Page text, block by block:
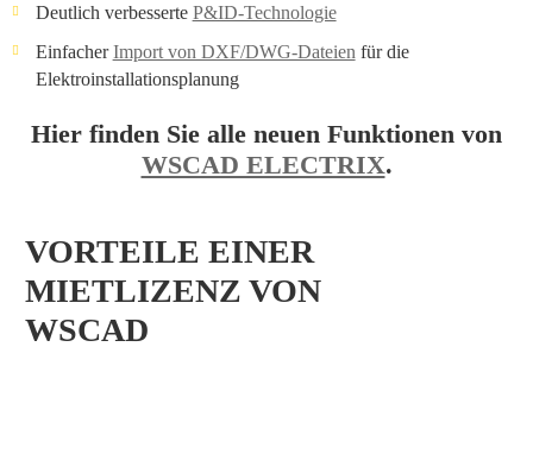
Deutlich verbesserte P&ID-Technologie
EinfacherImport von DXF/DWG-Dateien für die
Elektroinstallationsplanung
Hier finden Sie alle neuen Funktionen von
WSCAD ELECTRIX.
VORTEILE EINER
MIETLIZENZ VON
WSCAD